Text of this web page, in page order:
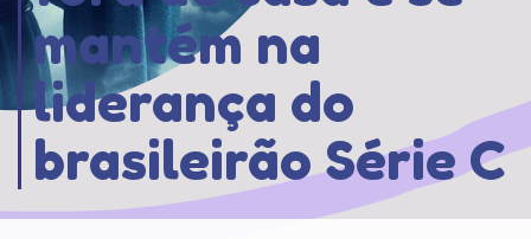
mantém na
liderança do
brasileirão Série C